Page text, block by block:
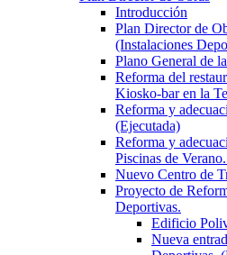
Introducción
Plan Director de
(Instalaciones
Plano General de
Reforma del
Kiosko-bar en la
Reforma y
(Ejecutada)
Reforma y
Piscinas de
Nuevo Centro de
Proyecto de
Deportivas.
Edificio
Nueva